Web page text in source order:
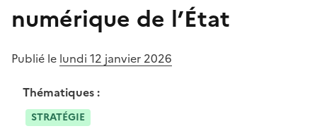
numérique de l’État
Publié le lundi 12 janvier 2026
Thématiques :
STRATÉGIE